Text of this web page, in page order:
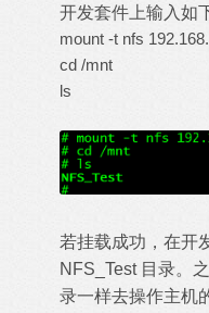
开发套件上输入如
mount -t nfs
cd /mnt
ls
若挂载成功，在开
NFS_Test 目录。
录一样去操作主机